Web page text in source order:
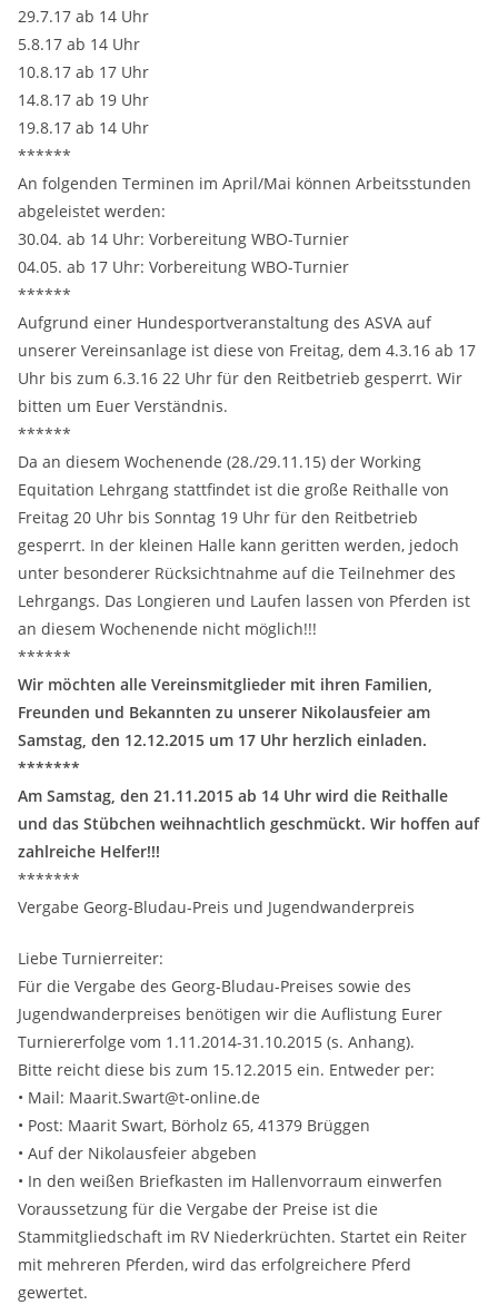
29.7.17 ab 14 Uhr
5.8.17 ab 14 Uhr
10.8.17 ab 17 Uhr
14.8.17 ab 19 Uhr
19.8.17 ab 14 Uhr
******
An folgenden Terminen im April/Mai können Arbeitsstunden
abgeleistet werden:
30.04. ab 14 Uhr: Vorbereitung WBO-Turnier
04.05. ab 17 Uhr: Vorbereitung WBO-Turnier
******
Aufgrund einer Hundesportveranstaltung des ASVA auf
unserer Vereinsanlage ist diese von Freitag, dem 4.3.16 ab 17
Uhr bis zum 6.3.16 22 Uhr für den Reitbetrieb gesperrt. Wir
bitten um Euer Verständnis.
******
Da an diesem Wochenende (28./29.11.15) der Working
Equitation Lehrgang stattfindet ist die große Reithalle von
Freitag 20 Uhr bis Sonntag 19 Uhr für den Reitbetrieb
gesperrt. In der kleinen Halle kann geritten werden, jedoch
unter besonderer Rücksichtnahme auf die Teilnehmer des
Lehrgangs. Das Longieren und Laufen lassen von Pferden ist
an diesem Wochenende nicht möglich!!!
******
Wir möchten alle Vereinsmitglieder mit ihren Familien,
Freunden und Bekannten zu unserer Nikolausfeier am
Samstag, den 12.12.2015 um 17 Uhr herzlich einladen.
*******
Am Samstag, den 21.11.2015 ab 14 Uhr wird die Reithalle
und das Stübchen weihnachtlich geschmückt. Wir hoffen auf
zahlreiche Helfer!!!
*******
Vergabe Georg-Bludau-Preis und Jugendwanderpreis
Liebe Turnierreiter:
Für die Vergabe des Georg-Bludau-Preises sowie des
Jugendwanderpreises benötigen wir die Auflistung Eurer
Turniererfolge vom 1.11.2014-31.10.2015 (s. Anhang).
Bitte reicht diese bis zum 15.12.2015 ein. Entweder per:
• Mail: Maarit.Swart@t-online.de
• Post: Maarit Swart, Börholz 65, 41379 Brüggen
• Auf der Nikolausfeier abgeben
• In den weißen Briefkasten im Hallenvorraum einwerfen
Voraussetzung für die Vergabe der Preise ist die
Stammitgliedschaft im RV Niederkrüchten. Startet ein Reiter
mit mehreren Pferden, wird das erfolgreichere Pferd
gewertet.